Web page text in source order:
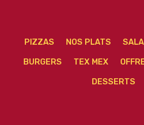
PIZZAS NOS PLATS
BURGERS TEX MEX
DESSERTS